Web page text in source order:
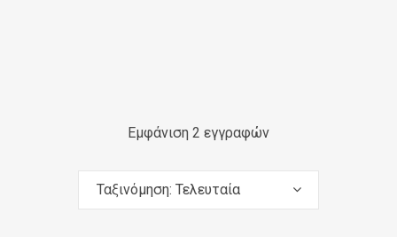
Εμφάνιση 2 εγγραφών
Ταξινόμηση: Τελευταία